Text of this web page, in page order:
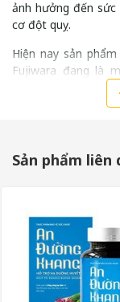
ảnh hưởng đến
cơ đột quỵ.
Hiện nay sản
Fujiwara đang là
đánh giá cao về
GIỚI THIỆU
máu, tăng cường
người biết đến.
phẩm thiên nhiên
mỡ máu, huyết
thiểu các nguy cơ
Sản phẩm liên